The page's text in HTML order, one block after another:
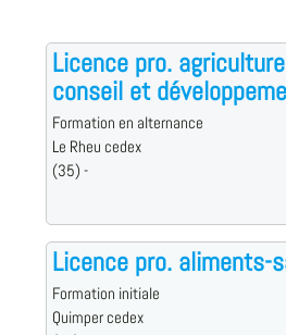
Licence pro.
conseil et
Formation en alternance
Le Rheu cedex
(35) -
Licence pro. aliments-
Formation initiale
Quimper cedex